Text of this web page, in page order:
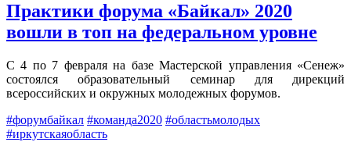
Практики форума «Байкал» 2020
вошли в топ на федеральном уровне
С 4 по 7 февраля на базе Мастерской управления «Сенеж»
состоялся образовательный семинар для дирекций
всероссийских и окружных молодежных форумов.
#форумбайкал #команда2020 #областьмолодых
#иркутскаяобласть